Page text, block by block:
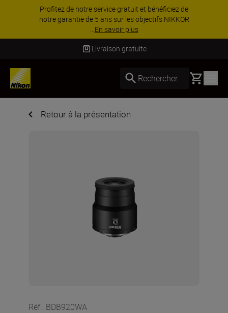
service gratuit et bénéficiez de
de 5 ans sur les objectifs NIKKOR
davantage
Livraison gratuite
Rechercher Basket
Retour à la présentation
Réf.: BDB920WA